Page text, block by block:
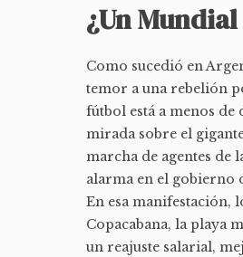
¿Un
Como sucedió en
temor a una rebelión
fútbol está a menos de
mirada sobre el
marcha de agentes de
alarma en el gobierno
En esa manifestación,
Copacabana, la playa
un reajuste salarial,